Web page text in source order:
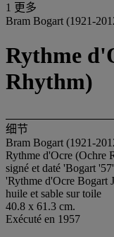
1 更多
Bram Bogart (1921-
Rythme
Rhythm)
细节
Bram Bogart (1921-
Rythme d'Ocre (Ochre
signé et daté 'Bogart
'Rythme d'Ocre Bogart
huile et sable sur toile
40.8 x 61.3 cm.
Exécuté en 1957